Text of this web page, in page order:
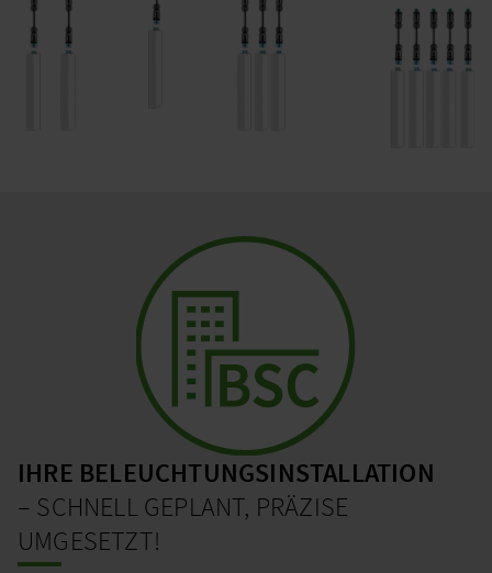
IHRE BELEUCHTUNGSINSTALLATION
– SCHNELL GEPLANT, PRÄZISE
UMGESETZT!